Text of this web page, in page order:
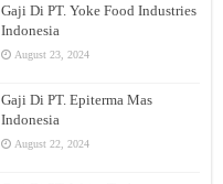
Gaji Di PT. Yoke Food Industries
Indonesia
August 23, 2024
Gaji Di PT. Epiterma Mas
Indonesia
August 22, 2024